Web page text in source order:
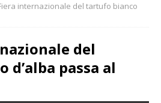
internazionale del tartufo bianco
del
passa al